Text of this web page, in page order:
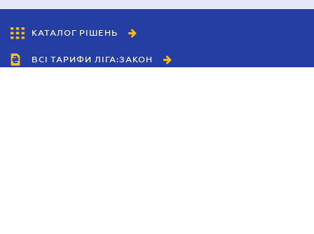
КАТАЛОГ РІШЕНЬ
ВСІ ТАРИФИ ЛІГА:ЗАКОН